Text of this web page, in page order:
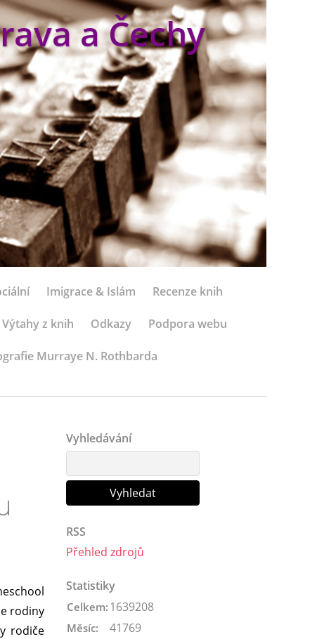
a Čechy
Imigrace & Islám Recenze knih
Výtahy z knih Odkazy Podpora webu
Murraye N. Rothbarda
rodiny
rodiče
Vyhledávání
RSS
Přehled zdrojů
Statistiky
Celkem: 1639208
Měsíc: 41769